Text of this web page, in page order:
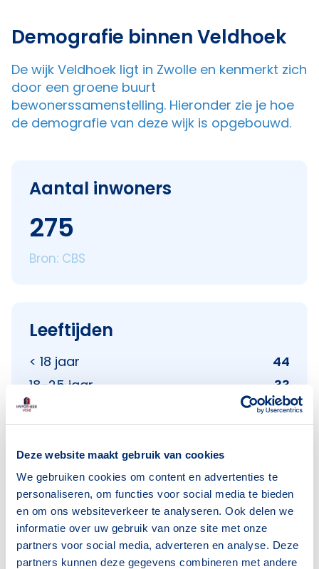
Deze website maakt gebruik van cookies
We gebruiken cookies om content en advertenties te
personaliseren, om functies voor social media te bieden
en om ons websiteverkeer te analyseren. Ook delen we
informatie over uw gebruik van onze site met onze
partners voor social media, adverteren en analyse. Deze
partners kunnen deze gegevens combineren met andere
Demografie binnen Veldhoek
De wijk Veldhoek ligt in Zwolle en kenmerkt zich
door een groene buurt
bewonerssamenstelling. Hieronder zie je hoe
de demografie van deze wijk is opgebouwd.
Aantal inwoners
275
Bron: CBS
Leeftijden
< 18 jaar
44
18–25 jaar
33
25–45 jaar
44
65+ jaar
Bron: CBS
Huishoudens